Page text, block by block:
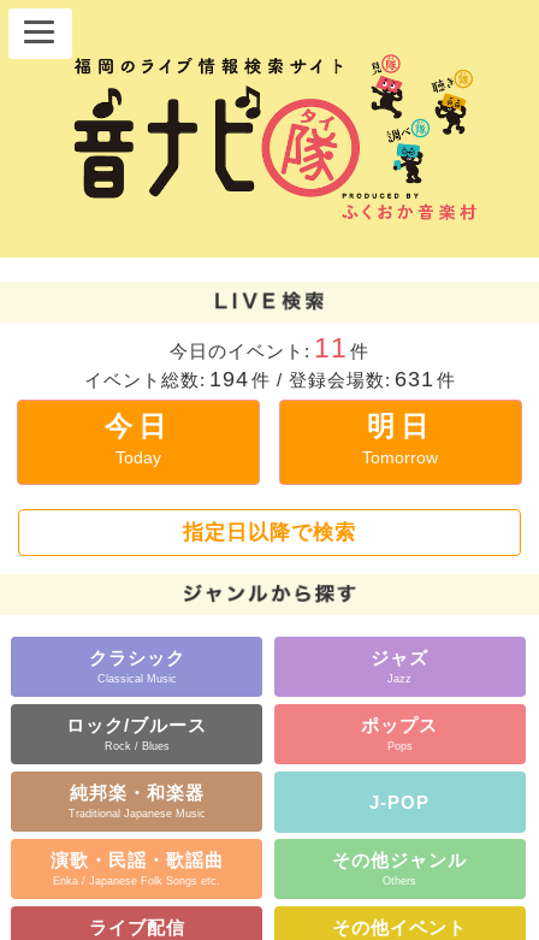
今日のイベント: 11 件
イベント総数: 194件 / 登録会場数: 631 件
今日
Today
明日
Tomorrow
指定日以降で検索
クラシック
Classical Music
ジャズ
Jazz
ロック/ブルース
Rock / Blues
ポップス
Pops
純邦楽・和楽器
Traditional Japanese Music
J-POP
演歌・民謡・歌謡曲
Enka / Japanese Folk Songs etc.
その他ジャンル
Others
ライブ配信 その他イベント